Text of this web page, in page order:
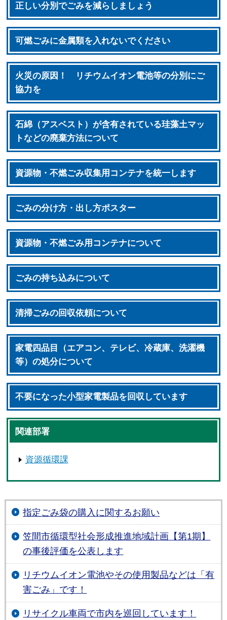
正しい分別でごみを減らしましょう
可燃ごみに金属類を入れないでください
火災の原因！ リチウムイオン電池等の分別にご
協力を
石綿（アスベスト）が含有されている珪藻土マッ
トなどの廃棄方法について
資源物・不燃ごみ収集用コンテナを統一します
ごみの分け方・出し方ポスター
資源物・不燃ごみ用コンテナについて
ごみの持ち込みについて
清掃ごみの回収依頼について
家電四品目（エアコン、テレビ、冷蔵庫、洗濯機
等）の処分について
不要になった小型家電製品を回収しています
関連部署
資源循環課
指定ごみ袋の購入に関するお願い
笠間市循環型社会形成推進地域計画【第1期】
の事後評価を公表します
リチウムイオン電池やその使用製品などは「有
害ごみ」です！
リサイクル車両で市内を巡回しています！